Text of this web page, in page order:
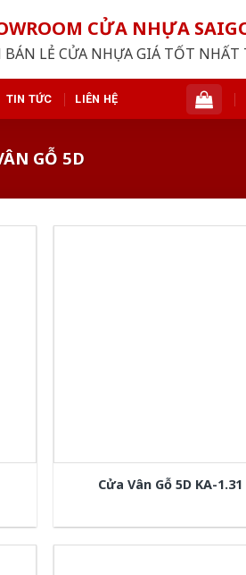
CỬA NHỰA
LẺ CỬA NHỰA GIÁ TỐT NHẤT
TIN TỨC LIÊN HỆ
GỖ 5D
Cửa Vân Gỗ 5D KA-1.31